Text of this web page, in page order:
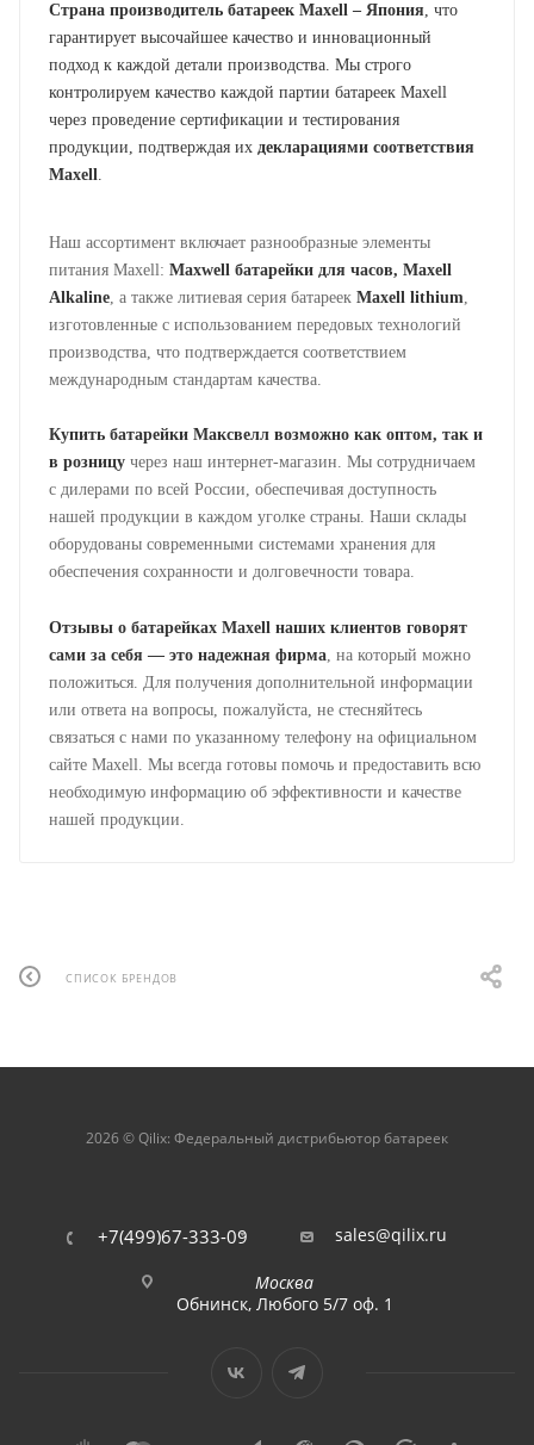
Страна производитель батареек Maxell – Япония, что
гарантирует высочайшее качество и инновационный
подход к каждой детали производства. Мы строго
контролируем качество каждой партии батареек Maxell
через проведение сертификации и тестирования
продукции, подтверждая их декларациями соответствия
Maxell.
Наш ассортимент включает разнообразные элементы
питания Maxell: Maxwell батарейки для часов, Maxell
Alkaline, а также литиевая серия батареек Maxell lithium,
изготовленные с использованием передовых технологий
производства, что подтверждается соответствием
международным стандартам качества.
Купить батарейки Максвелл возможно как оптом, так и
в розницучерез наш интернет-магазин. Мы сотрудничаем
с дилерами по всей России, обеспечивая доступность
нашей продукции в каждом уголке страны. Наши склады
оборудованы современными системами хранения для
обеспечения сохранности и долговечности товара.
Отзывы о батарейках Maxell наших клиентов говорят
сами за себя — это надежная фирма, на который можно
положиться. Для получения дополнительной информации
или ответа на вопросы, пожалуйста, не стесняйтесь
связаться с нами по указанному телефону на официальном
сайте Maxell. Мы всегда готовы помочь и предоставить всю
необходимую информацию об эффективности и качестве
нашей продукции.
СПИСОК БРЕНДОВ
2026 © Qilix: Федеральный дистрибьютор батареек
+7(499)67-333-09 sales@qilix.ru
Москва
Обнинск, Любого 5/7 оф. 1